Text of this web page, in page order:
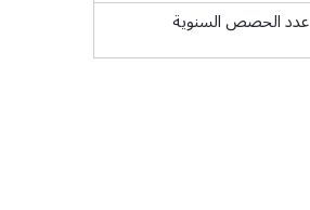
عدد الحصص السنوية